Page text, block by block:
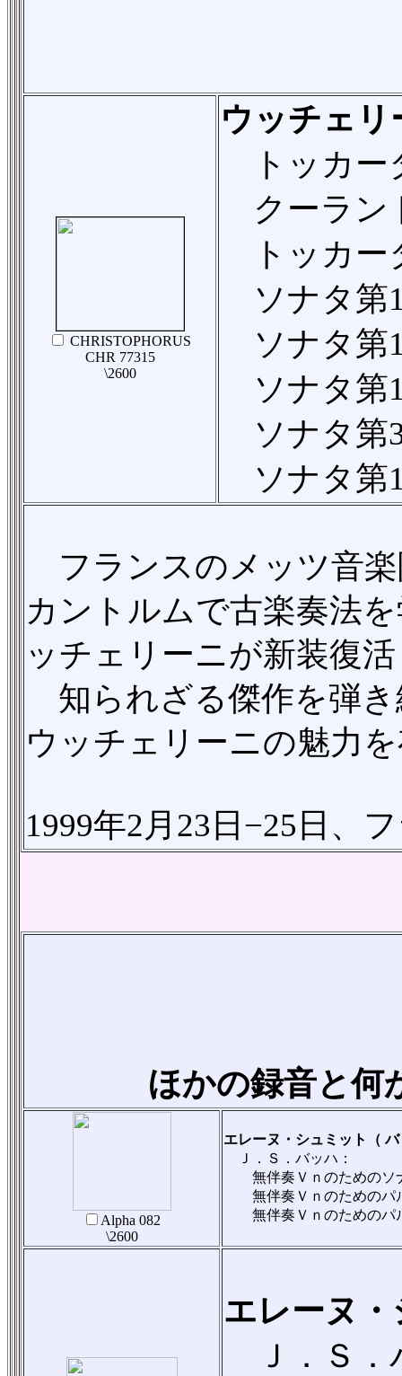
CHRISTOPHORUS
CHR 77315
\2600
ウッチェ
トッカー
クーラン
トッカー
ソナタ第
ソナタ第1
ソナタ第
ソナタ第3
ソナタ第
フランスのメッツ音楽
カントルムで古楽奏法
ッチェリーニが新装復
知られざる傑作を弾き
ウッチェリーニの魅力
1999年2月23日−25日、
ほかの録音と何
Alpha 082
\2600
エレーヌ・シュミット（
Ｊ．Ｓ．バッハ：
無伴奏Ｖｎのためのソ
無伴奏Ｖｎのためのパ
無伴奏Ｖｎのためのパ
エレーヌ
Ｊ．Ｓ．